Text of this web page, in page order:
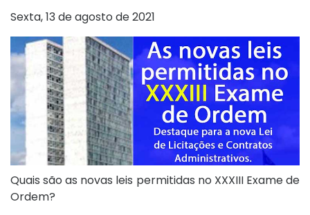
Sexta, 13 de agosto de 2021
Quais são as novas leis permitidas no XXXIII Exame de
Ordem?